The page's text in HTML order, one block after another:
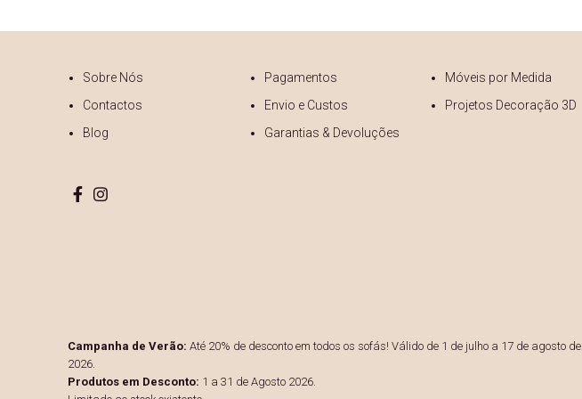
Sobre Nós
Contactos
Blog
Pagamentos
Envio e Custos
Garantias & Devoluções
Móveis por Medida
Projetos Decoração 3D
Campanha de Verão: Até 20% de desconto em todos os sofás! Válido de 1 de julho a 17 de agosto de
2026.
Produtos em Desconto: 1 a 31 de Agosto 2026.